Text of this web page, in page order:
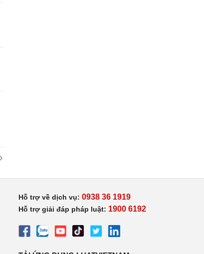
Hỗ trợ về dịch vụ: 0938 36 1919
Hỗ trợ giải đáp pháp luật: 1900 6192